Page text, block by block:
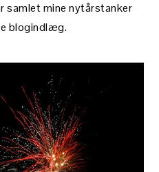
samlet mine nytårstanker
blogindlæg.